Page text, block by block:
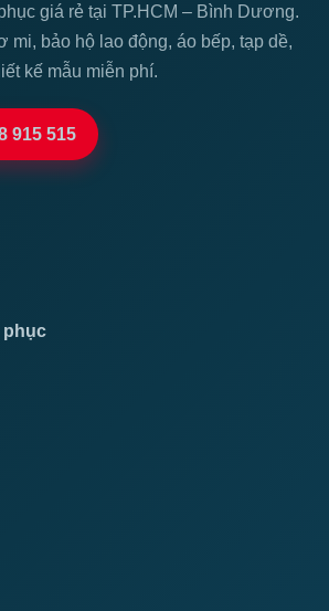
giá rẻ tại TP.HCM – Bình Dương.
mi, bảo hộ lao động, áo bếp, tạp dề,
kế mẫu miễn phí.
915 515
phục